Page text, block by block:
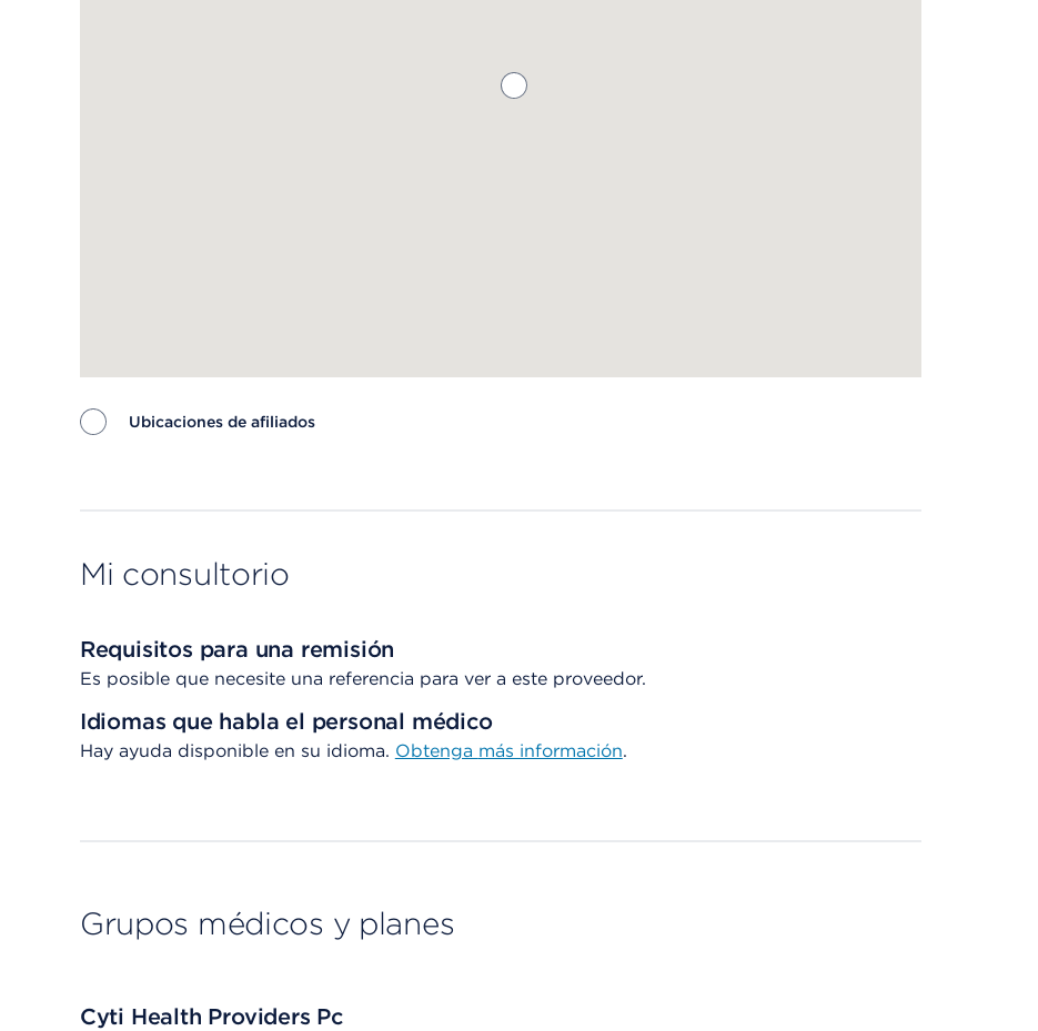
Ubicaciones de afiliados
Mi consultorio
Requisitos para una remisión
Es posible que necesite una referencia para ver a este proveedor.
Idiomas que habla el personal médico
Hay ayuda disponible en su idioma. Obtenga más información.
Grupos médicos y planes
Cyti Health Providers Pc